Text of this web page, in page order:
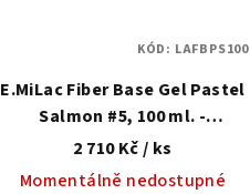
E.MiLac Fiber Base Gel Pastel
Salmon #5, 100 ml. -
Modelační báze se
zpevňujícím syntetickým
2 710 Kč/ ks
Momentálně nedostupné
KÓD: LAFBPS100